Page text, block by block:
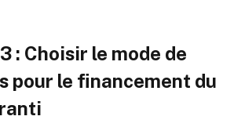
: Choisir le mode de
pour le financement du